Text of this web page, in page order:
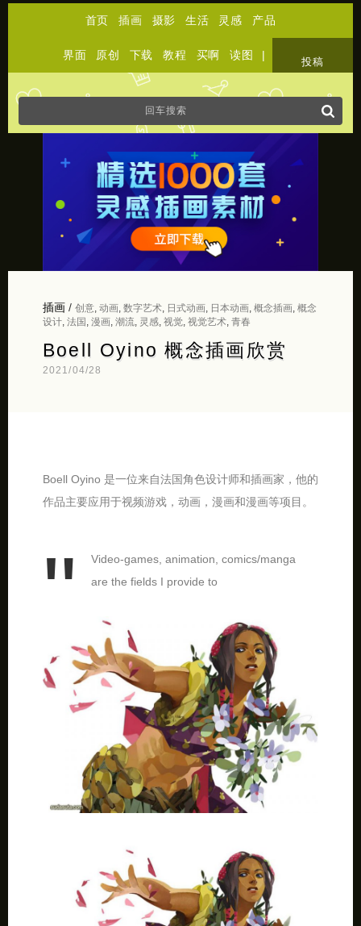
首页 插画 摄影 生活 灵感 产品
界面 原创 下载 教程 买啊 读图 |
投稿
插画/ 创意, 动画, 数字艺术, 日式动画, 日本动画, 概念插画, 概念
设计, 法国 漫画, 潮流, 灵感, 视觉 视觉艺术, 青春
Boell Oyino 概念插画欣赏
2021/04/28
Boell Oyino 是一位来自法国角色设计师和插画家，他的
作品主要应用于视频游戏，动画，漫画和漫画等项目。
Video-games, animation, comics/manga
are the fields I provide to